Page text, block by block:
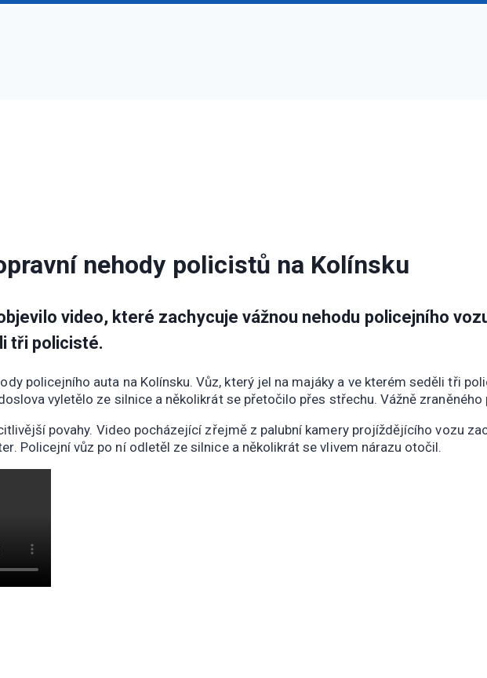
nehody policistů na Kolínsku
video, které zachycuje vážnou nehodu policejního
tři policisté.
policejního auta na Kolínsku. Vůz, který jel na majáky a ve kterém seděli tři
vyletělo ze silnice a několikrát se přetočilo přes střechu. Vážně
povahy. Video pocházející zřejmě z palubní kamery projíždějícího vozu
Policejní vůz po ní odletěl ze silnice a několikrát se vlivem nárazu otočil.